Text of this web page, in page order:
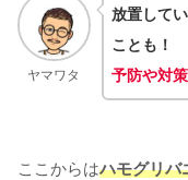
ヤマワタ
放置してい
ことも！
予防や対
ここからはハモグリバ